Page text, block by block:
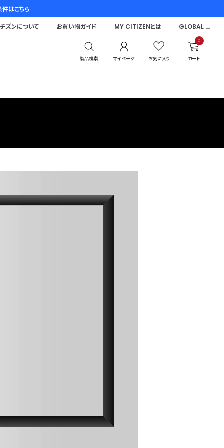
はこちら
製品検索 マイページ お気に入り
0
カート
ズンについて お買い物ガイド MY CITIZENとは GLOBAL